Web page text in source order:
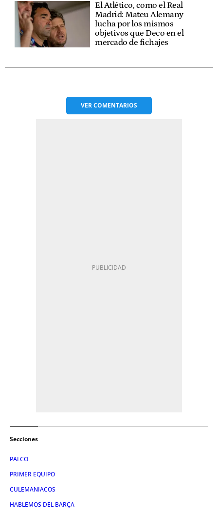
El Atlético, como el Real
Madrid: Mateu Alemany
lucha por los mismos
objetivos que Deco en el
mercado de fichajes
VERCOMENTARIOS
Secciones
PALCO
PRIMER EQUIPO
CULEMANIACOS
HABLEMOS DEL BARÇA